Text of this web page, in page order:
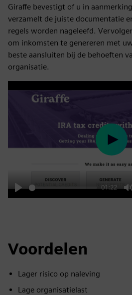
Giraffe bevestigt of u in
verzamelt de juiste documentatie
regels worden nageleefd.
om inkomsten te genereren met
beste aansluiten bij de behoeften
organisatie.
Play
01:22
Play
Voordelen
Lager risico op naleving
Lage organisatielast